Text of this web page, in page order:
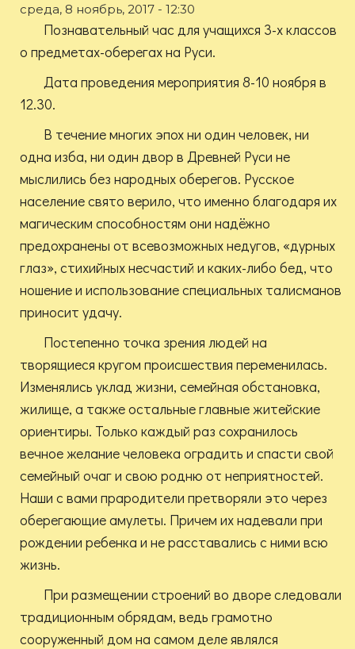
среда, 8 ноябрь, 2017 - 12:30
Познавательный час для учащихся 3-х классов
о предметах-оберегах на Руси.
Дата проведения мероприятия 8-10 ноября в
12.30.
В течение многих эпох ни один человек, ни
одна изба, ни один двор в Древней Руси не
мыслились без народных оберегов. Русское
население свято верило, что именно благодаря их
магическим способностям они надёжно
предохранены от всевозможных недугов, «дурных
глаз», стихийных несчастий и каких-либо бед, что
ношение и использование специальных талисманов
приносит удачу.
Постепенно точка зрения людей на
творящиеся кругом происшествия переменилась.
Изменялись уклад жизни, семейная обстановка,
жилище, а также остальные главные житейские
ориентиры. Только каждый раз сохранилось
вечное желание человека оградить и спасти свой
семейный очаг и свою родню от неприятностей.
Наши с вами прародители претворяли это через
оберегающие амулеты. Причем их надевали при
рождении ребенка и не расставались с ними всю
жизнь.
При размещении строений во дворе следовали
традиционным обрядам, ведь грамотно
сооруженный дом на самом деле являлся